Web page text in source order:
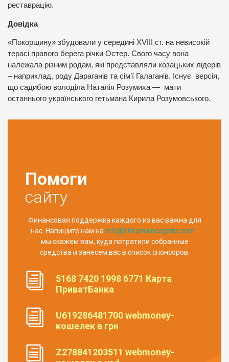
реставрацію.
Довідка
«Покорщину» збудовали у середині XVIII ст. на невисокій
терасі правого берега річки Остер. Свого часу вона
належала різним родам, які представляли козацьких лідерів
– наприклад, роду Дараганів та сім’ї Галаганів. Існує версія,
що садибою володіла Наталія Розумиха — мати
останнього українського гетьмана Кирила Розумовського.
Помоги
сайту
Финансовая поддержка каждого из вас важна для
нас. Напишите нам на info@UkrainaIncognita.com -
мы скажем вам, куда потратили собранные
средства и занесем вас в список спонсоров.
5168 7420 1998 6771 Карта
ПриватБанка
U619286481700 webmoney-
кошелек в грн
Z278841203511 webmoney-